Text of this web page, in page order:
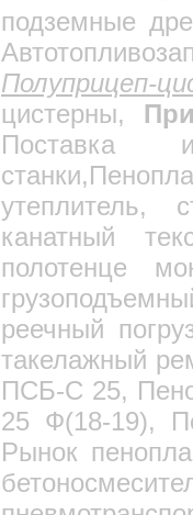
подземные
цистерны,
Поставка
утеплитель,
канатный
полотенце
реечный
такелажный
ПСБ-С 25,
25 Ф(18-19),
Рынок